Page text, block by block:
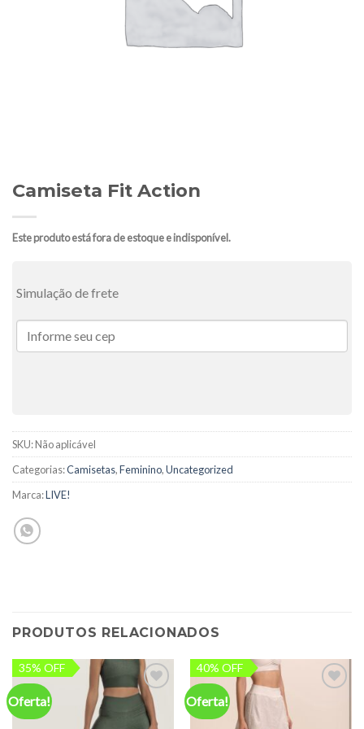
Camiseta Fit Action
Este produto está fora de estoque e indisponível.
Simulação de frete
SKU:Não aplicável
Categorias:Camisetas,Feminino,Uncategorized
Marca:LIVE!
PRODUTOS RELACIONADOS
Oferta!
35% OFF
Oferta!
40% OFF